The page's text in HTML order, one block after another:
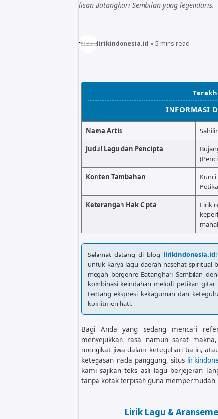
lisan Batanghari Sembilan yang legendaris.
lirikindonesia.id 5 mins read
INFORMASI
Nama Artis
Judul Lagu dan Pencipta
Konten Tambahan
Keterangan Hak Cipta Lirik
Selamat datang di blog lirikindonesia.id
untuk karya lagu daerah nasehat spiritual
megah bergenre Batanghari Sembilan
kombinasi keindahan melodi petikan
tentang ekspresi kekaguman dan
komitmen hati.
Bagi Anda yang sedang mencari
menyejukkan rasa namun sarat
mengikat jiwa dalam keteguhan batin,
ketegasan nada panggung, situs
kami sajikan teks asli lagu berjejeran
tanpa kotak terpisah guna mempermudah
Lirik Lagu &